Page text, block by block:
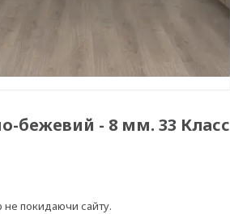
бежевий - 8 мм. 33 Класс
не покидаючи сайту.